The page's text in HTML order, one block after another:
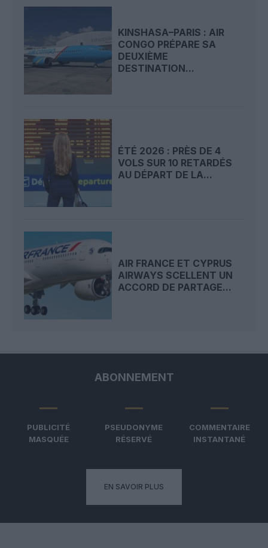
KINSHASA–PARIS : AIR
CONGO PRÉPARE SA
DEUXIÈME
DESTINATION...
ÉTÉ 2026 : PRÈS DE 4
VOLS SUR 10 RETARDÉS
AU DÉPART DE LA...
AIR FRANCE ET CYPRUS
AIRWAYS SCELLENT UN
ACCORD DE PARTAGE...
ABONNEMENT
PUBLICITÉ
MASQUÉE
PSEUDONYME
RÉSERVÉ
COMMENTAIRE
INSTANTANÉ
EN SAVOIR PLUS